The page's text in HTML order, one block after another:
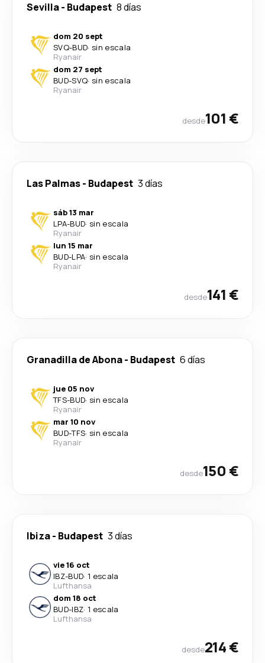
Sevilla- Budapest 8 días
dom 20 sept
SVQ-BUD· sin escala
Ryanair
dom 27 sept
BUD-SVQ· sin escala
Ryanair
desde101 €
Las Palmas- Budapest 3 días
sáb 13 mar
LPA-BUD· sin escala
Ryanair
lun 15 mar
BUD-LPA· sin escala
Ryanair
desde141 €
Granadilla de Abona- Budapest 6 días
jue 05 nov
TFS-BUD· sin escala
Ryanair
mar 10 nov
BUD-TFS· sin escala
Ryanair
desde150 €
Ibiza- Budapest 3 días
vie 16 oct
IBZ-BUD· 1 escala
Lufthansa
dom 18 oct
BUD-IBZ· 1 escala
Lufthansa
desde214 €